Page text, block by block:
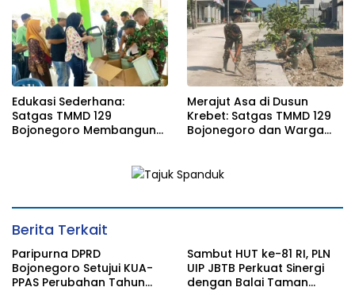
Edukasi Sederhana:
Satgas TMMD 129
Bojonegoro Membangun
Merajut Asa di Dusun
Krebet: Satgas TMMD 129
Bojonegoro dan Warga
Berita Terkait
Paripurna DPRD
Bojonegoro Setujui KUA-
PPAS Perubahan Tahun
Sambut HUT ke-81 RI, PLN
UIP JBTB Perkuat Sinergi
dengan Balai Taman